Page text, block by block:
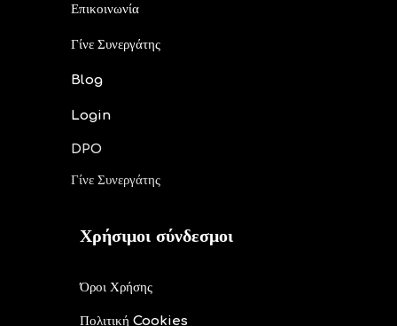
Επικοινωνία
Γίνε Συνεργάτης
Blog
Login
DPO
Γίνε Συνεργάτης
Χρήσιμοι σύνδεσμοι
Όροι Χρήσης
Πολιτική Cookies